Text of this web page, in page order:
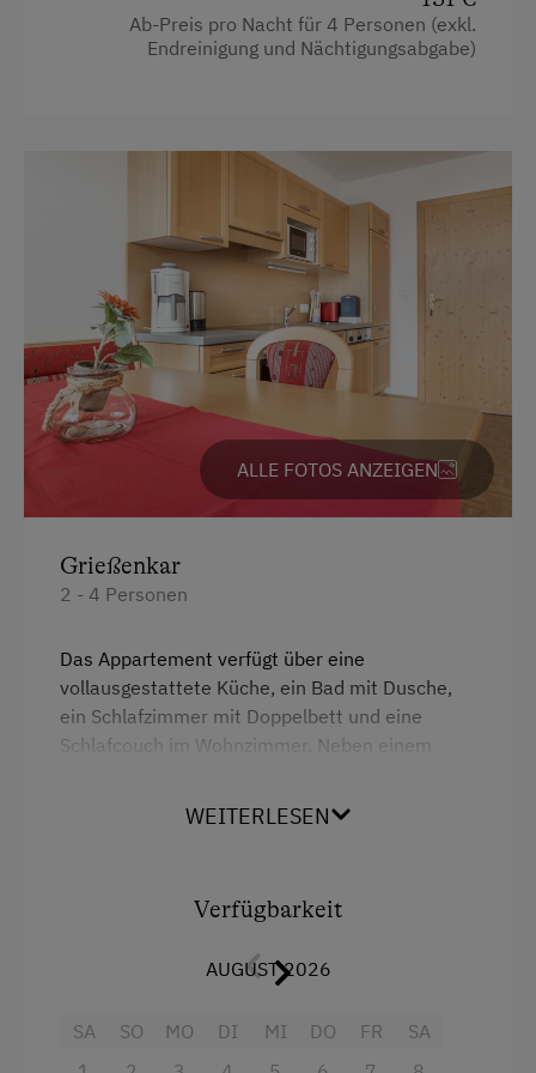
Eisstockschießen
Geführte Bergtouren
Geführte Wanderungen
Heimatabend
Heimatmuseum
Klettersteig
Kletterwald
Liegewiese
Live Unterhaltung
Nordic Walking
Rodelbahn in der Nähe
Schneeschuhwanderung
Wasserkocher
Ausziehcouch
Ab-Preis pro Nacht für 4 Personen (exkl.
Endreinigung und Nächtigungsabgabe)
ALLE FOTOS ANZEIGEN
Grießenkar
2 - 4 Personen
Das Appartement verfügt über eine
vollausgestattete Küche, ein Bad mit Dusche,
ein Schlafzimmer mit Doppelbett und eine
Schlafcouch im Wohnzimmer. Neben einem
kostenloses Wlan an.
Backofen
WEITERLESEN
Verfügbarkeit
AUGUST 2026
SA
SO
MO
DI
MI
DO
FR
SA